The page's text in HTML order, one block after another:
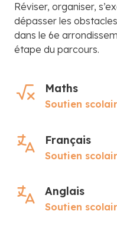
Réviser, organiser,
dépasser les
dans le 6e
étape du parcours.
Maths
Soutien
Français
Soutien
Anglais
Soutien